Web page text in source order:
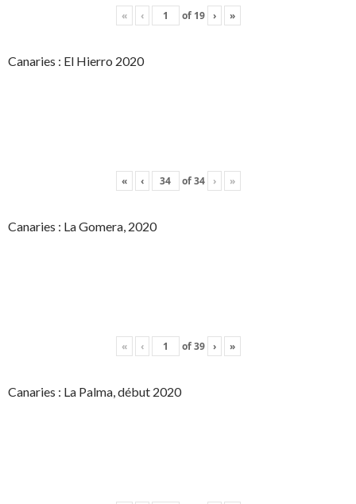
« ‹ of 19 › »
Canaries : El Hierro 2020
« ‹ of34 › »
Canaries : La Gomera, 2020
« ‹ of39 › »
Canaries : La Palma, début 2020